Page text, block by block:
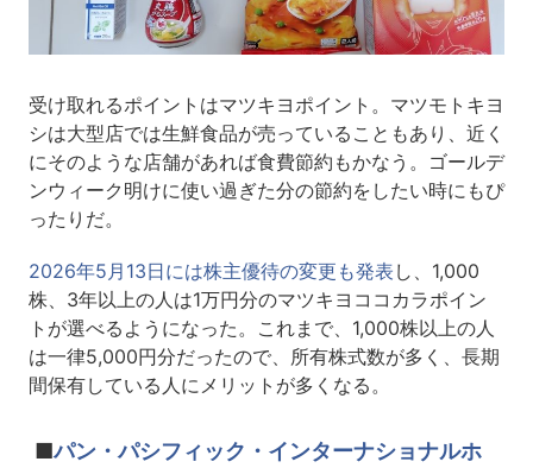
受け取れるポイントはマツキヨポイント。マツモトキヨ
シは大型店では生鮮食品が売っていることもあり、近く
にそのような店舗があれば食費節約もかなう。ゴールデ
ンウィーク明けに使い過ぎた分の節約をしたい時にもぴ
ったりだ。
2026年5月13日には株主優待の変更も発表 し、1,000
株、3年以上の人は1万円分のマツキヨココカラポイン
トが選べるようになった。これまで、1,000株以上の人
は一律5,000円分だったので、所有株式数が多く、長期
間保有している人にメリットが多くなる。
■パン・パシフィック・インターナショナルホ